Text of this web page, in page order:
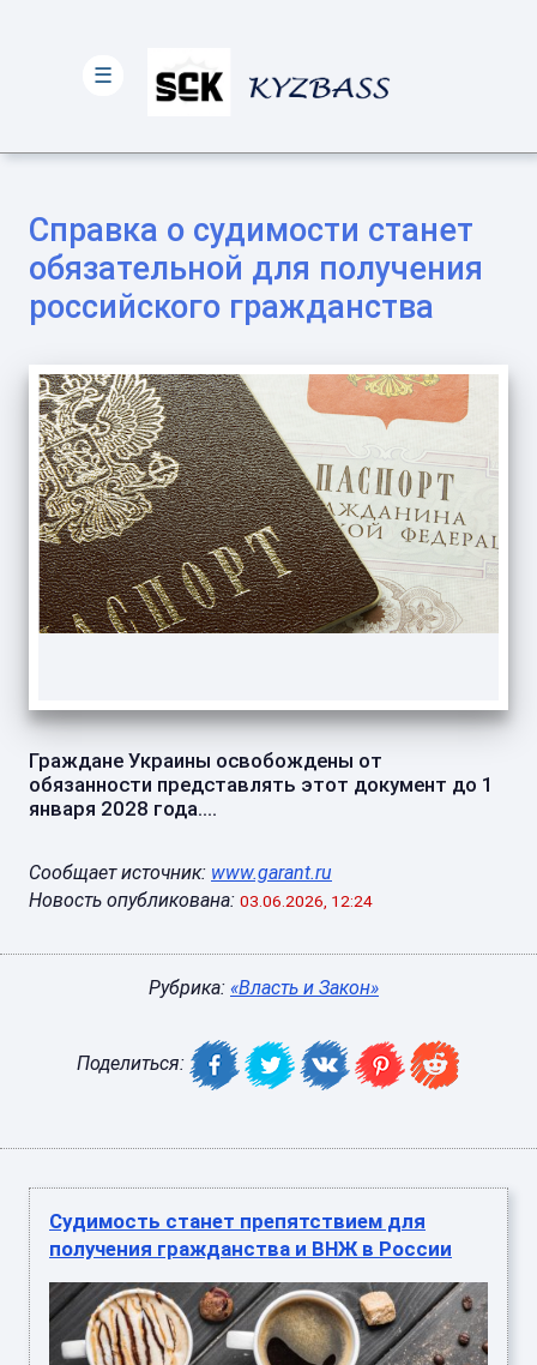
Справка о судимости станет
обязательной для получения
российского гражданства
Граждане Украины освобождены от
обязанности представлять этот документ до 1
января 2028 года....
Сообщает источник: www.garant.ru
Новость опубликована: 03.06.2026, 12:24
Рубрика: «Власть и Закон»
Поделиться:
Судимость станет препятствием для
получения гражданства и ВНЖ в России
☰